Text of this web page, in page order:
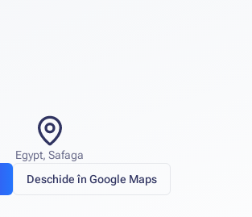
Egypt, Safaga
Deschide în Google Maps